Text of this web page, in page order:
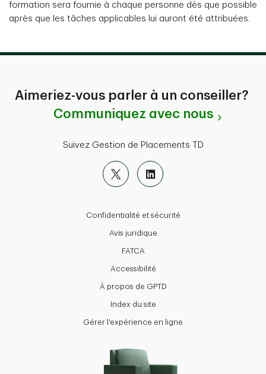
formation sera fournie à chaque personne dès que possible
après que les tâches applicables lui auront été attribuées.
Aimeriez-vous parler à un conseiller?
Communiquez avec nous
Suivez Gestion de Placements TD
Confidentialité et sécurité
Avis juridique
FATCA
Accessibilité
À propos de GPTD
Index du site
Gérer l'expérience en ligne